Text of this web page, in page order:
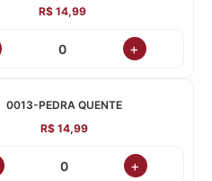
R$ 14,99
+
0013-PEDRA QUENTE
R$ 14,99
+